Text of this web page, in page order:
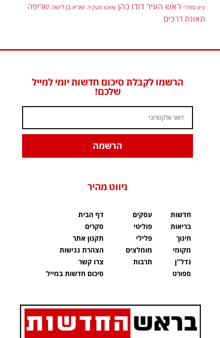
ציון סודרי ראש העיר דודו כהן שאטו מטקיה שגיא בן לישה שריפה
תאונת דרכים
הרשמו לקבלת סיכום חדשות יומי למייל
שלכם!
הרשמה
ניווט מהיר
חדשות
בריאות
חינוך
מקומי
נדל"ן
ספורט
עסקים
פוליטי
פלילי
מומלצים
תרבות
דף הבית
סקרים
תקנון אתר
הצהרת נגישות
צרו קשר
סיכום חדשות במייל